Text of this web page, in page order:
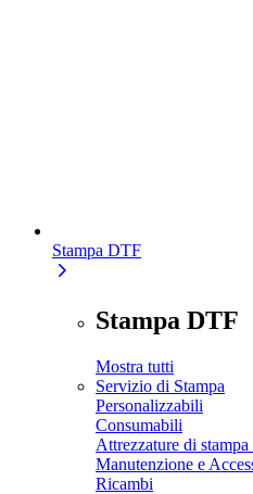
Stampa DTF
Stampa DTF
Mostra tutti
Servizio di Stampa
Personalizzabili
Consumabili
Attrezzature di
Manutenzione e
Ricambi